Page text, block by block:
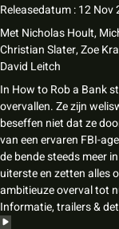
Releasedatum : 12 Nov
Met Nicholas Hoult,
Christian Slater,Zoe
David Leitch
In How to Rob a Bank
overvallen. Ze zijn
beseffen niet dat ze
van een ervaren FBI-
de bende steeds meer
uiterste en zetten alles
ambitieuze overval tot
Informatie, trailers &